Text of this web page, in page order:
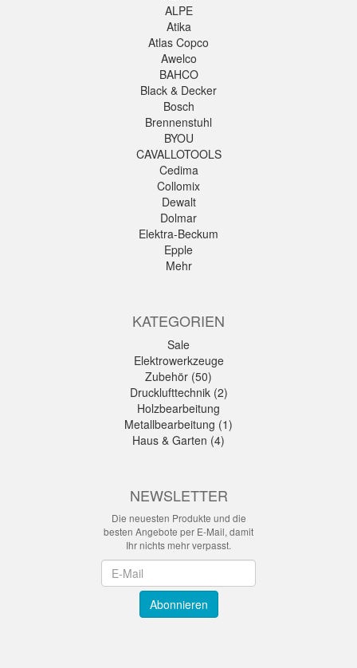
ALPE
Atika
Atlas Copco
Awelco
BAHCO
Black & Decker
Bosch
Brennenstuhl
BYOU
CAVALLOTOOLS
Cedima
Collomix
Dewalt
Dolmar
Elektra-Beckum
Epple
Mehr
KATEGORIEN
Sale
Elektrowerkzeuge
Zubehör (50)
Drucklufttechnik (2)
Holzbearbeitung
Metallbearbeitung (1)
Haus & Garten (4)
NEWSLETTER
Die neuesten Produkte und die
besten Angebote per E-Mail, damit
Ihr nichts mehr verpasst.
Abonnieren